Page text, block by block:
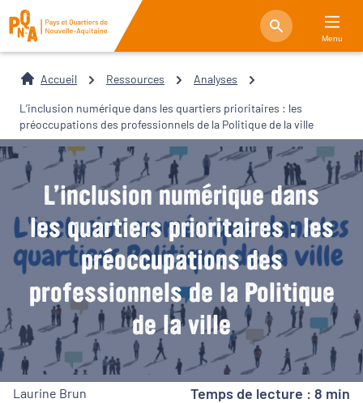
Menu
Accueil Ressources Analyses
L’inclusion numérique dans les quartiers prioritaires : les
préoccupations des professionnels de la Politique de la ville
L’inclusion numérique dans
les quartiers prioritaires : les
préoccupations des
professionnels de la Politique
de la ville
Laurine Brun
Temps de lecture : 8 min